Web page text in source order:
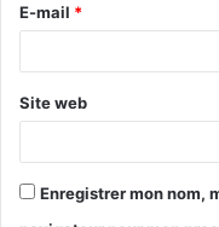
e
*
E-mail *
Site web
Enregistrer mon nom,